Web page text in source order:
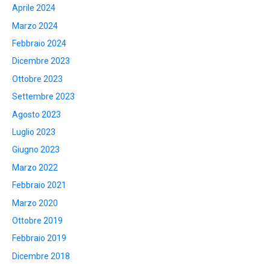
Aprile 2024
Marzo 2024
Febbraio 2024
Dicembre 2023
Ottobre 2023
Settembre 2023
Agosto 2023
Luglio 2023
Giugno 2023
Marzo 2022
Febbraio 2021
Marzo 2020
Ottobre 2019
Febbraio 2019
Dicembre 2018